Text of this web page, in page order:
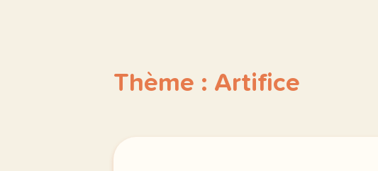
Thème : Artifice